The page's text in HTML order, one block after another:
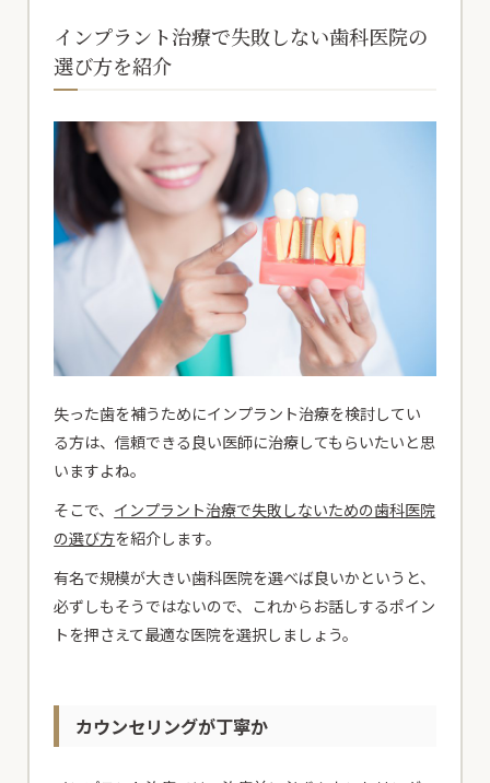
インプラント治療で失敗しない歯科医院の
選び方を紹介
失った歯を補うためにインプラント治療を検討してい
る方は、信頼できる良い医師に治療してもらいたいと思
いますよね。
そこで、 インプラント治療で失敗しないための歯科医院
の選び方を紹介します。
有名で規模が大きい歯科医院を選べば良いかというと、
必ずしもそうではないので、これからお話しするポイン
トを押さえて最適な医院を選択しましょう。
カウンセリングが丁寧か